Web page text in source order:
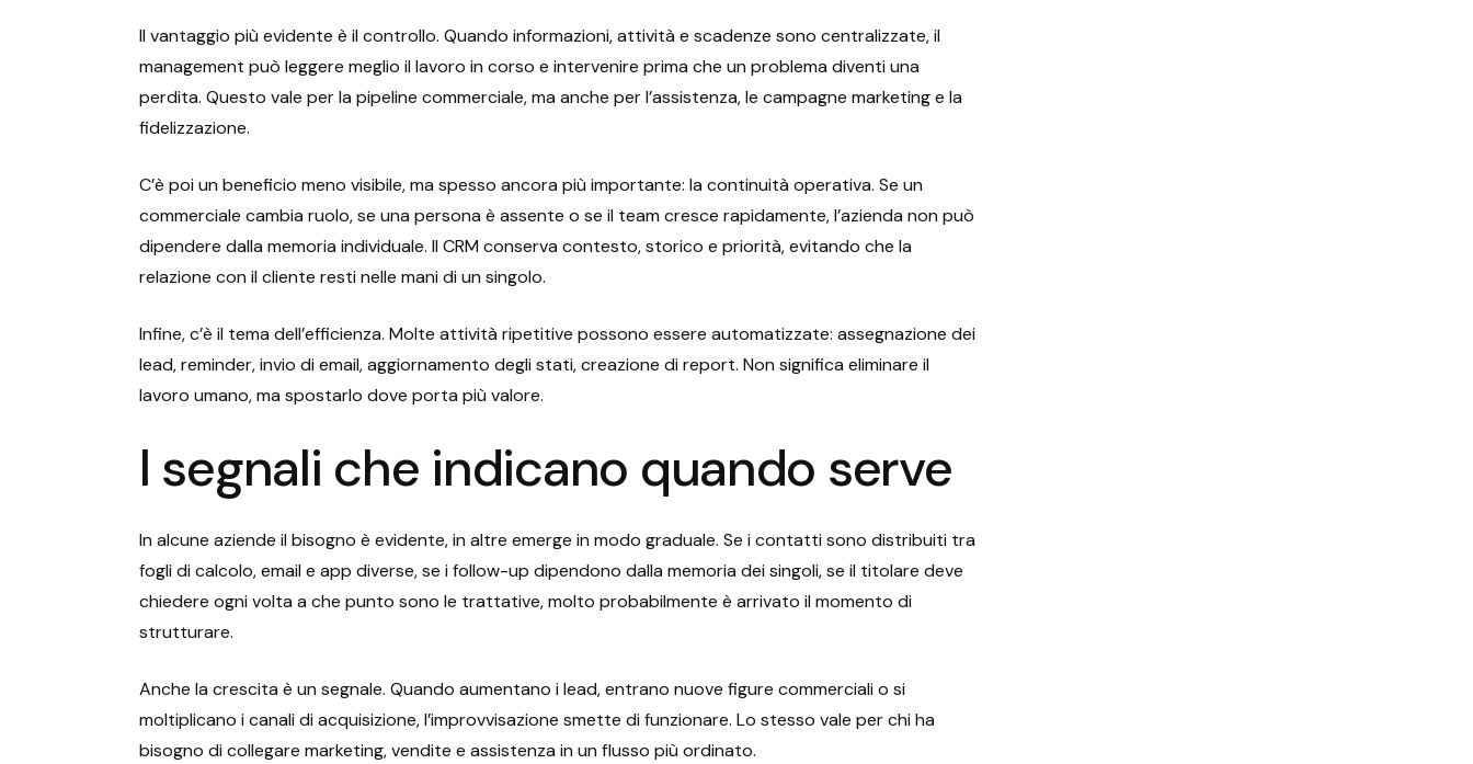
Il vantaggio più evidente è il controllo. Quando informazioni, attività e scadenze sono centralizzate, il
management può leggere meglio il lavoro in corso e intervenire prima che un problema diventi una
perdita. Questo vale per la pipeline commerciale, ma anche per l’assistenza, le campagne marketing e la
fidelizzazione.
C’è poi un beneficio meno visibile, ma spesso ancora più importante: la continuità operativa. Se un
commerciale cambia ruolo, se una persona è assente o se il team cresce rapidamente, l’azienda non può
dipendere dalla memoria individuale. Il CRM conserva contesto, storico e priorità, evitando che la
relazione con il cliente resti nelle mani di un singolo.
Infine, c’è il tema dell’efficienza. Molte attività ripetitive possono essere automatizzate: assegnazione dei
lead, reminder, invio di email, aggiornamento degli stati, creazione di report. Non significa eliminare il
lavoro umano, ma spostarlo dove porta più valore.
I segnali che indicano quando serve
In alcune aziende il bisogno è evidente, in altre emerge in modo graduale. Se i contatti sono distribuiti tra
fogli di calcolo, email e app diverse, se i follow-up dipendono dalla memoria dei singoli, se il titolare deve
chiedere ogni volta a che punto sono le trattative, molto probabilmente è arrivato il momento di
strutturare.
Anche la crescita è un segnale. Quando aumentano i lead, entrano nuove figure commerciali o si
moltiplicano i canali di acquisizione, l’improvvisazione smette di funzionare. Lo stesso vale per chi ha
bisogno di collegare marketing, vendite e assistenza in un flusso più ordinato.